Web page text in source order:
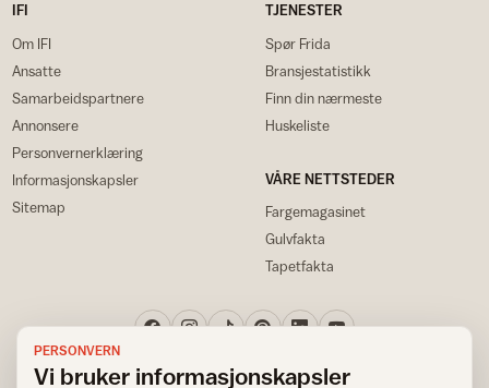
IFI
Om IFI
Ansatte
Samarbeidspartnere
Annonsere
Personvernerklæring
Informasjonskapsler
Sitemap
TJENESTER
Spør Frida
Bransjestatistikk
Finn din nærmeste
Huskeliste
VÅRE NETTSTEDER
Fargemagasinet
Gulvfakta
Tapetfakta
PERSONVERN
Vi bruker informasjonskapsler